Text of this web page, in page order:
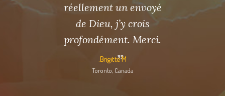
un
réellement un envoyé
de Dieu, j’y crois
profondément. Merci.
Brigitte M.
Toronto, Canada